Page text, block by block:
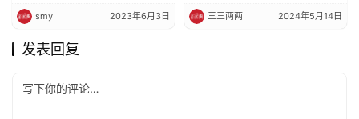
smy 2023年6月3日 三三两两 2024年5月14日
发表回复